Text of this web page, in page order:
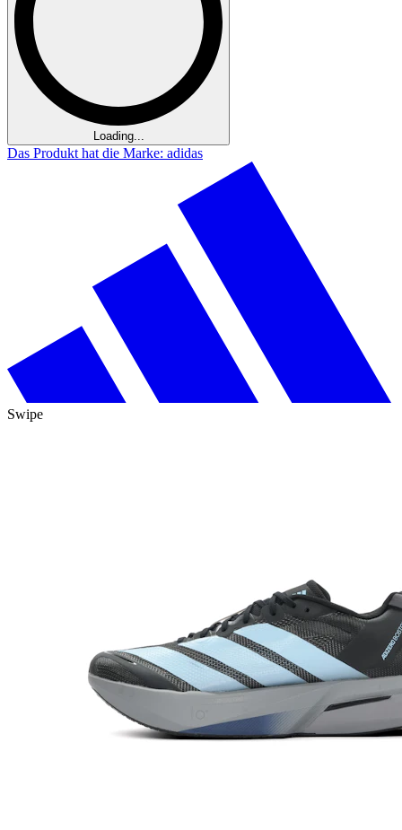
Loading...
Das Produkt hat die Marke: adidas
Swipe